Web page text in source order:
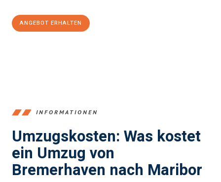
ANGEBOT ERHALTEN
INFORMATIONEN
Umzugskosten: Was kostet
ein Umzug von
Bremerhaven nach Maribor